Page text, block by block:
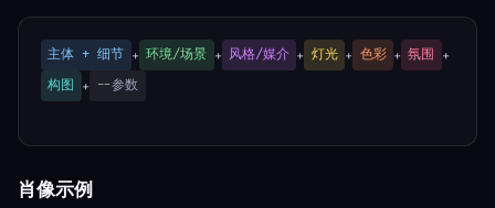
主体 + 细节 + 环境/场景 + 风格/媒介 + 灯光 + 色彩 + 氛围 +
构图 + --参数
肖像示例